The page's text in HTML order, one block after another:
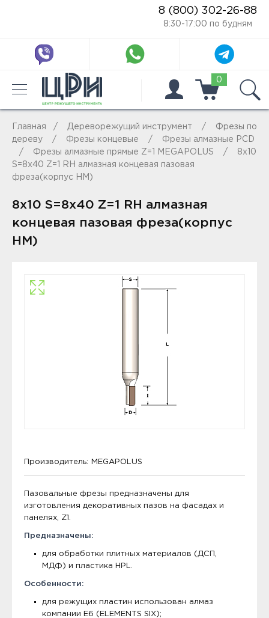
8 (800) 302-26-88
8:30-17:00 по будням
0
Главная Дереворежущий инструмент
Фрезы по
дереву
Фрезы концевые
Фрезы алмазные PCD
Фрезы алмазные прямые Z=1 MEGAPOLUS
8x10
S=8х40 Z=1 RH алмазная концевая пазовая
фреза(корпус HM)
8x10 S=8х40 Z=1 RH алмазная
концевая пазовая фреза(корпус
HM)
Производитель: MEGAPOLUS
Пазовальные фрезы предназначены для
изготовления декоративных пазов на фасадах и
панелях, Z1.
Предназначены:
для обработки плитных материалов (ДСП,
МДФ) и пластика HPL.
Особенности:
для режущих пластин использован алмаз
компании E6 (ELEMENTS SIX);